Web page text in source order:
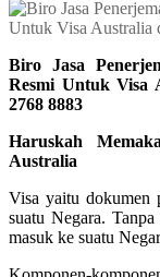
Biro Jasa
Resmi Untuk Visa
2768 8883
Haruskah
Australia
Visa yaitu dokumen
suatu Negara.
masuk ke suatu